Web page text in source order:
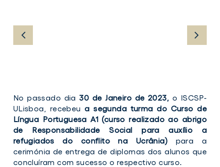
2
fotografia
2
do
de
No passado dia30 de Janeiro de 2023, o ISCSP-
ULisboa, recebeua segunda turma do Curso de
Língua Portuguesa A1 (curso realizado ao abrigo
de Responsabilidade Social para auxílio a
refugiados do conflito na Ucrânia) para a
cerimónia de entrega de diplomas dos alunos que
concluíram com sucesso o respectivo curso.